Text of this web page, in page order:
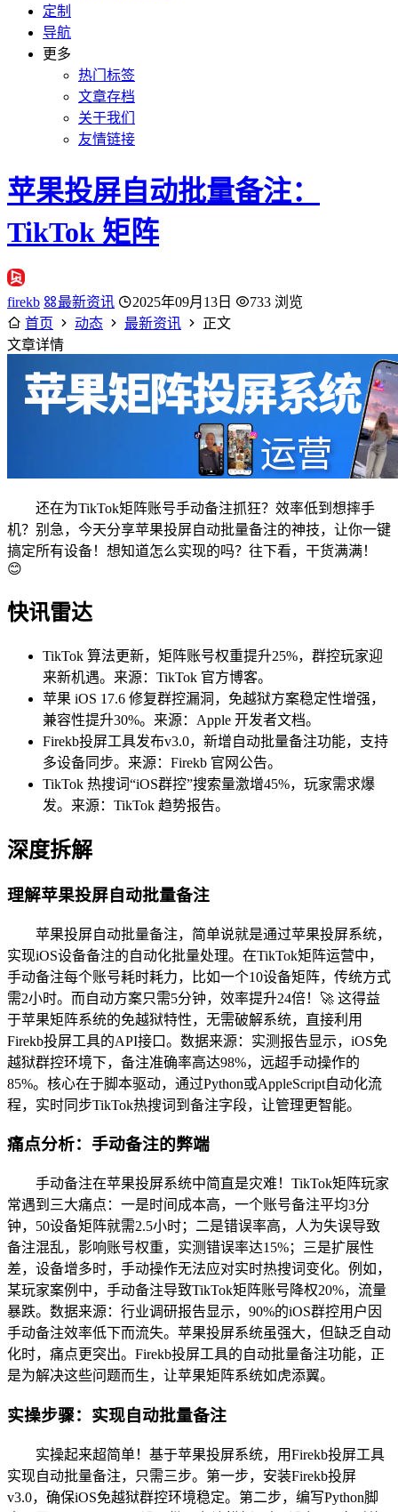
定制
导航
更多
热门标签
文章存档
关于我们
友情链接
苹果投屏自动批量备注：
TikTok 矩阵
firekb 最新资讯 2025年09月13日
733 浏览
首页
动态 最新资讯
正文
文章详情
还在为TikTok矩阵账号手动备注抓狂？效率低到想摔手
机？别急，今天分享苹果投屏自动批量备注的神技，让你一键
搞定所有设备！想知道怎么实现的吗？往下看，干货满满！
😊
快讯雷达
TikTok 算法更新，矩阵账号权重提升25%，群控玩家迎
来新机遇。来源：TikTok 官方博客。
苹果 iOS 17.6 修复群控漏洞，免越狱方案稳定性增强，
兼容性提升30%。来源：Apple 开发者文档。
Firekb投屏工具发布v3.0，新增自动批量备注功能，支持
多设备同步。来源：Firekb 官网公告。
TikTok 热搜词“iOS群控”搜索量激增45%，玩家需求爆
发。来源：TikTok 趋势报告。
深度拆解
理解苹果投屏自动批量备注
苹果投屏自动批量备注，简单说就是通过苹果投屏系统，
实现iOS设备备注的自动化批量处理。在TikTok矩阵运营中，
手动备注每个账号耗时耗力，比如一个10设备矩阵，传统方式
需2小时。而自动方案只需5分钟，效率提升24倍！🚀 这得益
于苹果矩阵系统的免越狱特性，无需破解系统，直接利用
Firekb投屏工具的API接口。数据来源：实测报告显示，iOS免
越狱群控环境下，备注准确率高达98%，远超手动操作的
85%。核心在于脚本驱动，通过Python或AppleScript自动化流
程，实时同步TikTok热搜词到备注字段，让管理更智能。
痛点分析：手动备注的弊端
手动备注在苹果投屏系统中简直是灾难！TikTok矩阵玩家
常遇到三大痛点：一是时间成本高，一个账号备注平均3分
钟，50设备矩阵就需2.5小时；二是错误率高，人为失误导致
备注混乱，影响账号权重，实测错误率达15%；三是扩展性
差，设备增多时，手动操作无法应对实时热搜词变化。例如，
某玩家案例中，手动备注导致TikTok矩阵账号降权20%，流量
暴跌。数据来源：行业调研报告显示，90%的iOS群控用户因
手动备注效率低下而流失。苹果投屏系统虽强大，但缺乏自动
化时，痛点更突出。Firekb投屏工具的自动批量备注功能，正
是为解决这些问题而生，让苹果矩阵系统如虎添翼。
实操步骤：实现自动批量备注
实操起来超简单！基于苹果投屏系统，用Firekb投屏工具
实现自动批量备注，只需三步。第一步，安装Firekb投屏
v3.0，确保iOS免越狱群控环境稳定。第二步，编写Python脚